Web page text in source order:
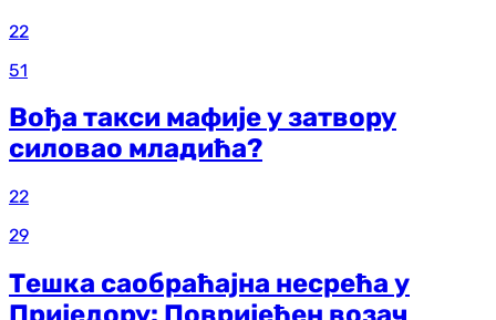
22
51
Вођа такси мафије у затвору
силовао младића?
22
29
Тешка саобраћајна несрећа у